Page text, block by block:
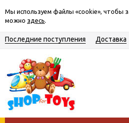
Мы используем файлы «cookie», чтобы
можно здесь.
Последние поступления Доставка